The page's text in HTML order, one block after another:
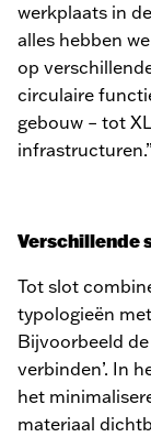
werkplaats in
alles hebben
op
circulaire
gebouw – tot
infrastructuren.”
Verschillende
Tot slot
typologieën
Bijvoorbeeld de
verbinden’. In
het
materiaal